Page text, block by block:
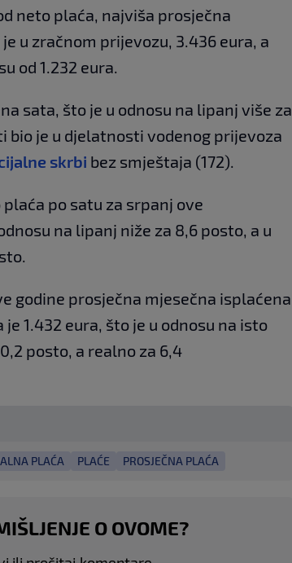
neto plaća, najviša prosječna
u zračnom prijevozu, 3.436 eura, a
od 1.232 eura.
sata, što je u odnosu na lipanj više za
bio je u djelatnosti vodenog prijevoza
skrbi bez smještaja (172).
po satu za srpanj ove
na lipanj niže za 8,6 posto, a u
godine prosječna mjesečna isplaćena
1.432 eura, što je u odnosu na isto
posto, a realno za 6,4
PLAĆA PLAĆE PROSJEČNA PLAĆA
O OVOME?